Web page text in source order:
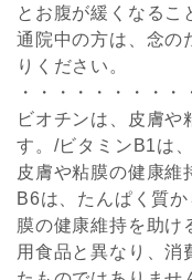
とお腹が緩くなるこ
通院中の方は、念の
りください。
・・・・・・・・・
ビオチンは、皮膚や
す。/ビタミンB1は
皮膚や粘膜の健康維
B6は、たんぱく質
膜の健康維持を助け
用食品と異なり、消